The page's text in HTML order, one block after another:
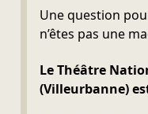
Une question
n’êtes pas une
Le Théâtre
(Villeurbanne)
Ne pas remplir